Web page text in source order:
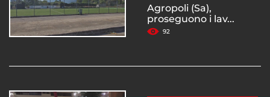
Agropoli (Sa),
proseguono i lav...
92